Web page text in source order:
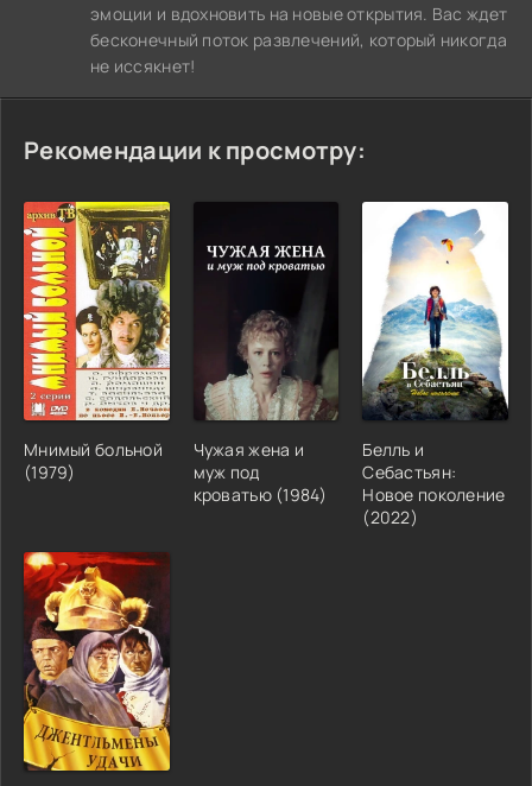
эмоции и вдохновить на новые открытия. Вас ждет
бесконечный поток развлечений, который никогда
не иссякнет!
Рекомендации к просмотру:
Мнимый больной
(1979)
Чужая жена и
муж под
кроватью (1984)
Белль и
Себастьян:
Новое поколение
(2022)